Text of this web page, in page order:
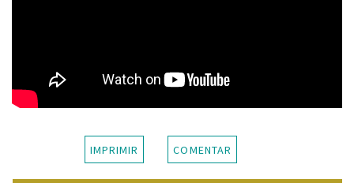
IMPRIMIR COMENTAR